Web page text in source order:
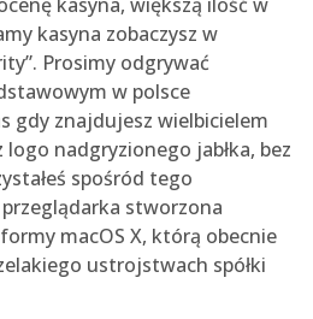
kasyna zobaczysz w
Prosimy odgrywać
w polsce
gdy znajdujesz wielbicielem
nadgryzionego jabłka, bez
spośród tego
stworzona
macOS X, którą obecnie
ustrojstwach spółki